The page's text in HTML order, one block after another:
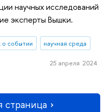
научных исследований
эксперты Вышки.
событии научная среда
25 апреля 2024